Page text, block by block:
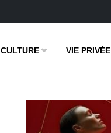
CULTURE VIE PRIVÉE